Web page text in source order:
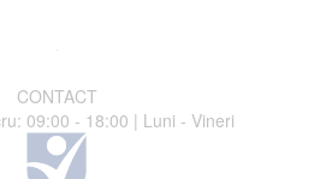
CONTACT
09:00 - 18:00 | Luni - Vineri